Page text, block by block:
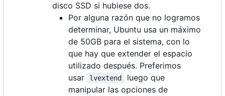
disco SSD si hubiese dos.
Por alguna razón que no logramos
determinar, Ubuntu usa un máximo
de 50GB para el sistema, con lo
que hay que extender el espacio
utilizado después. Preferimos
usar
lvextend
luego que
manipular las opciones de